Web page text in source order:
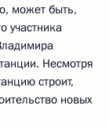
может быть,
участника
Несмотря
строит,
новых